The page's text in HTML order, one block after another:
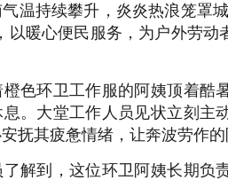
温持续攀升，炎炎热浪笼罩
以暖心便民服务，为户外劳
色环卫工作服的阿姨顶着酷
。大堂工作人员见状立刻主
抚其疲惫情绪，让奔波劳作
解到，这位环卫阿姨长期负